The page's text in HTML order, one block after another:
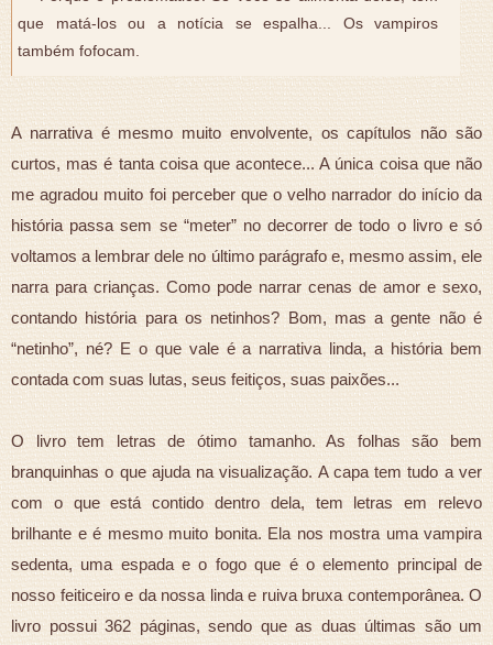
que matá-los ou a notícia se espalha... Os vampiros
também fofocam.
A narrativa é mesmo muito envolvente, os capítulos não são
curtos, mas é tanta coisa que acontece... A única coisa que não
me agradou muito foi perceber que o velho narrador do início da
história passa sem se “meter” no decorrer de todo o livro e só
voltamos a lembrar dele no último parágrafo e, mesmo assim, ele
narra para crianças. Como pode narrar cenas de amor e sexo,
contando história para os netinhos? Bom, mas a gente não é
“netinho”, né? E o que vale é a narrativa linda, a história bem
contada com suas lutas, seus feitiços, suas paixões...
O livro tem letras de ótimo tamanho. As folhas são bem
branquinhas o que ajuda na visualização. A capa tem tudo a ver
com o que está contido dentro dela, tem letras em relevo
brilhante e é mesmo muito bonita. Ela nos mostra uma vampira
sedenta, uma espada e o fogo que é o elemento principal de
nosso feiticeiro e da nossa linda e ruiva bruxa contemporânea. O
livro possui 362 páginas, sendo que as duas últimas são um